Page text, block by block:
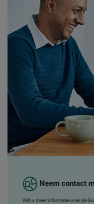
Neem contact
Wilt u meer informatie over de